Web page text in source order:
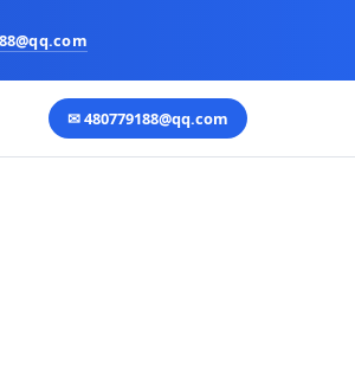
✉480779188@qq.com